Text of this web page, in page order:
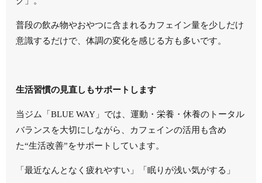
普段の飲み物やおやつに含まれるカフェイン量を少しだけ
意識するだけで、体調の変化を感じる方も多いです。
生活習慣の見直しもサポートします
当ジム「BLUE WAY」では、運動・栄養・休養のトータル
バランスを大切にしながら、カフェインの活用も含め
た“生活改善”をサポートしています。
「最近なんとなく疲れやすい」「眠りが浅い気がする」